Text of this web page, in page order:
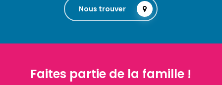
Nous trouver
Faites partie de la famille !